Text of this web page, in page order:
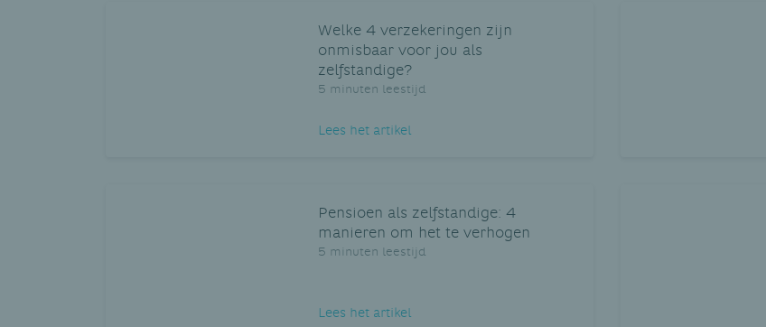
Welke 4 verzekeringen zijn
onmisbaar voor jou als
zelfstandige?
5 minuten leestijd
Lees het artikel
Pensioen als zelfstandige: 4
manieren om het te verhogen
5 minuten leestijd
Lees het artikel